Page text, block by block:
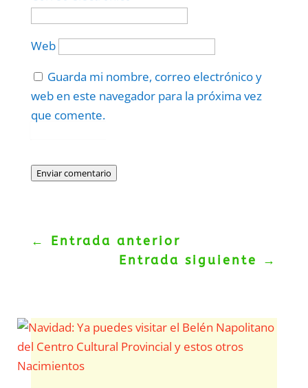
Web
Guarda mi nombre, correo electrónico y
web en este navegador para la próxima vez
que comente.
Enviar comentario
← Entrada anterior
Entrada siguiente
→